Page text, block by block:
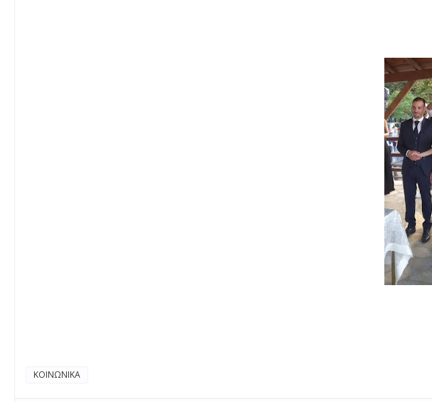
ΚΟΙΝΩΝΙΚΑ